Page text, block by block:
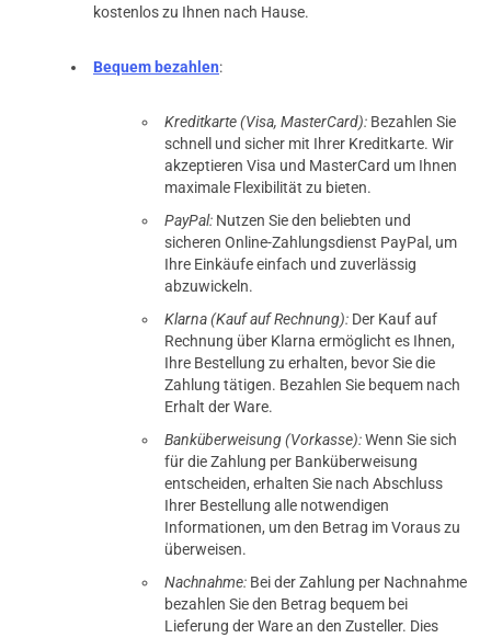
kostenlos zu Ihnen nach Hause.
Bequem bezahlen:
Kreditkarte (Visa, MasterCard): Bezahlen Sie
schnell und sicher mit Ihrer Kreditkarte. Wir
akzeptieren Visa und MasterCard um Ihnen
maximale Flexibilität zu bieten.
PayPal: Nutzen Sie den beliebten und
sicheren Online-Zahlungsdienst PayPal, um
Ihre Einkäufe einfach und zuverlässig
abzuwickeln.
Klarna (Kauf auf Rechnung): Der Kauf auf
Rechnung über Klarna ermöglicht es Ihnen,
Ihre Bestellung zu erhalten, bevor Sie die
Zahlung tätigen. Bezahlen Sie bequem nach
Erhalt der Ware.
Banküberweisung (Vorkasse):Wenn Sie sich
für die Zahlung per Banküberweisung
entscheiden, erhalten Sie nach Abschluss
Ihrer Bestellung alle notwendigen
Informationen, um den Betrag im Voraus zu
überweisen.
Nachnahme: Bei der Zahlung per Nachnahme
bezahlen Sie den Betrag bequem bei
Lieferung der Ware an den Zusteller. Dies